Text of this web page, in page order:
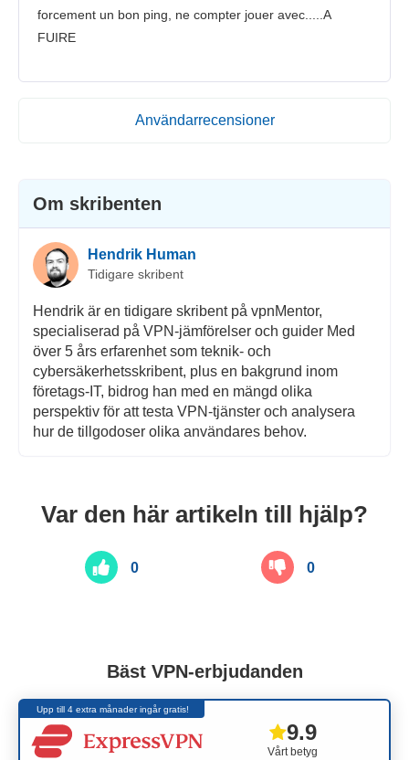
forcement un bon ping, ne compter jouer avec.....A
FUIRE
Användarrecensioner
Om skribenten
Hendrik Human
Tidigare skribent
Hendrik är en tidigare skribent på vpnMentor,
specialiserad på VPN-jämförelser och guider Med
över 5 års erfarenhet som teknik- och
cybersäkerhetsskribent, plus en bakgrund inom
företags-IT, bidrog han med en mängd olika
perspektiv för att testa VPN-tjänster och analysera
hur de tillgodoser olika användares behov.
Var den här artikeln till hjälp?
0 0
Bäst VPN-erbjudanden
Upp till 4 extra månader ingår gratis!
Vårt betyg
9.9